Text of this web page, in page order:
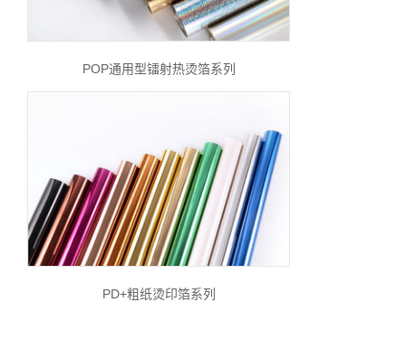
POP通用型镭射热烫箔系列
PD+粗纸烫印箔系列